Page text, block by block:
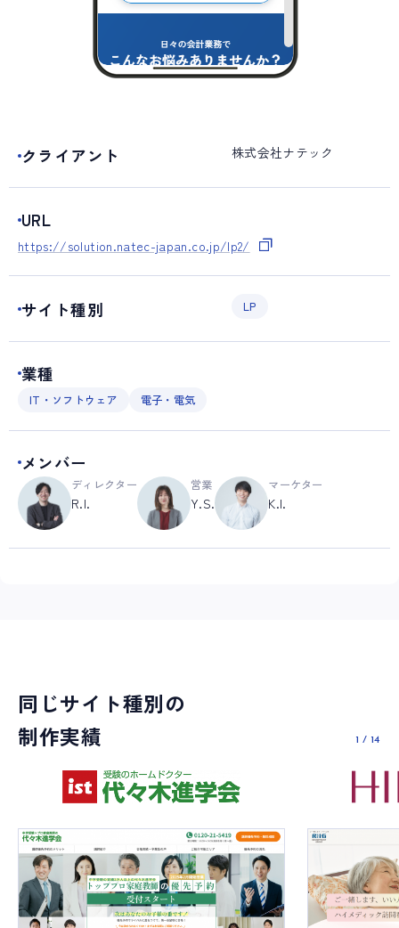
クライアント 株式会社ナテック
URL
https://solution.natec-japan.co.jp/lp2/
サイト種別 LP
業種
IT・ソフトウェア 電子・電気
メンバー
ディレクター
R.I.
営業
Y.S.
マーケター
K.I.
同じサイト種別の
制作実績
1 / 14